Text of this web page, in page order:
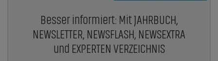
Besser informiert: Mit JAHRBUCH,
NEWSLETTER, NEWSFLASH, NEWSEXTRA
und EXPERTEN VERZEICHNIS